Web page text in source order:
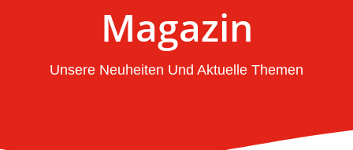
Magazin
Unsere Neuheiten Und Aktuelle Themen